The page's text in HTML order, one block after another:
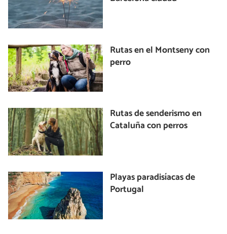
Rutas en el Montseny con
perro
Rutas de senderismo en
Cataluña con perros
Playas paradisíacas de
Portugal